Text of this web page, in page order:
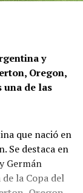
y
Oregon,
una de las
que nació en
Se destaca en
Germán
la Copa del